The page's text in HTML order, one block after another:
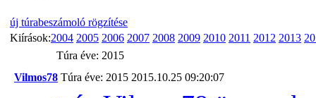
új túrabeszámoló rögzítése
Kiírások:2004 2005 2006 2007 2008 2009 2010 2011 2012 2013
Túra éve: 2015
Vilmos78 Túra éve: 2015 2015.10.25 09:20:07